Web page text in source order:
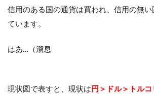
信用のある国の通貨は買われ、信用の無
ています。
はあ…（溜息
現状図で表すと、現状は円＞ドル＞トルコ